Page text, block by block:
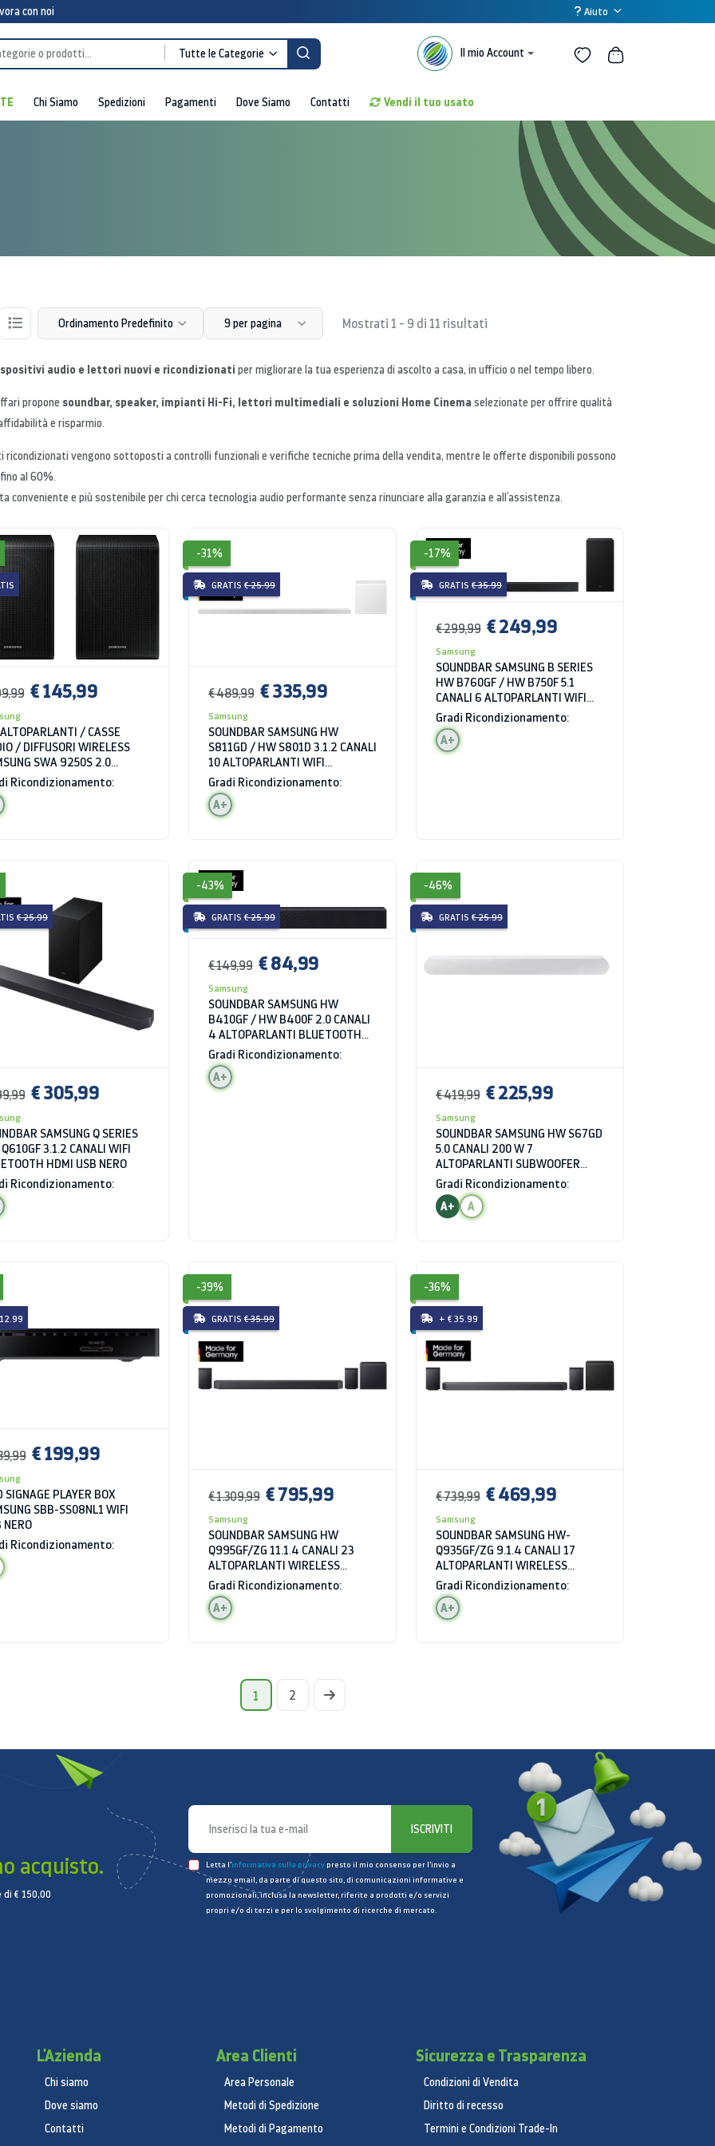
con noi Aiuto
Tutte le Categorie Il mio Account
Chi Siamo Spedizioni Pagamenti Dove Siamo Contatti Vendi il tuo usato
Ordinamento Predefinito 9 per pagina Mostrati 1 - 9 di 11 risultati
audio e lettori nuovi e ricondizionati per migliorare la tua esperienza di ascolto a casa, in ufficio o nel tempo libero.
propone soundbar, speaker, impianti Hi-Fi, lettori multimediali e soluzioni Home Cinema selezionate per offrire qualità
e risparmio.
ricondizionati vengono sottoposti a controlli funzionali e verifiche tecniche prima della vendita, mentre le offerte disponibili possono
al 60%.
conveniente e più sostenibile per chi cerca tecnologia audio performante senza rinunciare alla garanzia e all’assistenza.
€ 145,99
/ CASSE
/ DIFFUSORI WIRELESS
SWA 9250S 2.0
120 W
Ricondizionamento:
-31%
GRATIS € 25.99
€ 489,99 € 335,99
Samsung
SOUNDBAR SAMSUNG HW
S811GD / HW S801D 3.1.2 CANALI
10 ALTOPARLANTI WIFI
BLUETOOTH BIANCO
Gradi Ricondizionamento:
A+
-17%
GRATIS € 35.99
€ 299,99 € 249,99
Samsung
SOUNDBAR SAMSUNG B SERIES
HW B760GF / HW B750F 5.1
CANALI 6 ALTOPARLANTI WIFI
BLUETOOTH HDMI NERO
Gradi Ricondizionamento:
A+
€ 25.99
€ 305,99
SAMSUNG Q SERIES
3.1.2 CANALI WIFI
HDMI USB NERO
Ricondizionamento:
-43%
GRATIS € 25.99
€ 149,99 € 84,99
Samsung
SOUNDBAR SAMSUNG HW
B410GF / HW B400F 2.0 CANALI
4 ALTOPARLANTI BLUETOOTH
WIFI USB HDMI NERO
Gradi Ricondizionamento:
A+
-46%
GRATIS € 25.99
€ 419,99 € 225,99
Samsung
SOUNDBAR SAMSUNG HW S67GD
5.0 CANALI 200 W 7
ALTOPARLANTI SUBWOOFER
INCLUSO WIRELESS BLUETOOTH
WIFI BIANCO
Gradi Ricondizionamento:
A+
A
€ 199,99
SIGNAGE PLAYER BOX
SBB-SS08NL1 WIFI
NERO
Ricondizionamento:
-39%
GRATIS € 35.99
€ 1.309,99 € 795,99
Samsung
SOUNDBAR SAMSUNG HW
Q995GF/ZG 11.1.4 CANALI 23
ALTOPARLANTI WIRELESS
BLUETOOTH HDMI WIFI NERO
Gradi Ricondizionamento:
A+
-36%
+ € 35.99
€ 739,99 € 469,99
Samsung
SOUNDBAR SAMSUNG HW-
Q935GF/ZG 9.1.4 CANALI 17
ALTOPARLANTI WIRELESS
BLUETOOTH HDMI WIFI HDR
NERO
Gradi Ricondizionamento:
A+
1 2
acquisto.
€ 150,00
ISCRIVITI
Letta l’informativa sulla privacy presto il mio consenso per l’invio a
mezzo email, da parte di questo sito, di comunicazioni informative e
promozionali, inclusa la newsletter, riferite a prodotti e/o servizi
propri e/o di terzi e per lo svolgimento di ricerche di mercato.
L'Azienda
Chi siamo
Dove siamo
Contatti
Area Clienti
Area Personale
Metodi di Spedizione
Metodi di Pagamento
Sicurezza e Trasparenza
Condizioni di Vendita
Diritto di recesso
Termini e Condizioni Trade-In